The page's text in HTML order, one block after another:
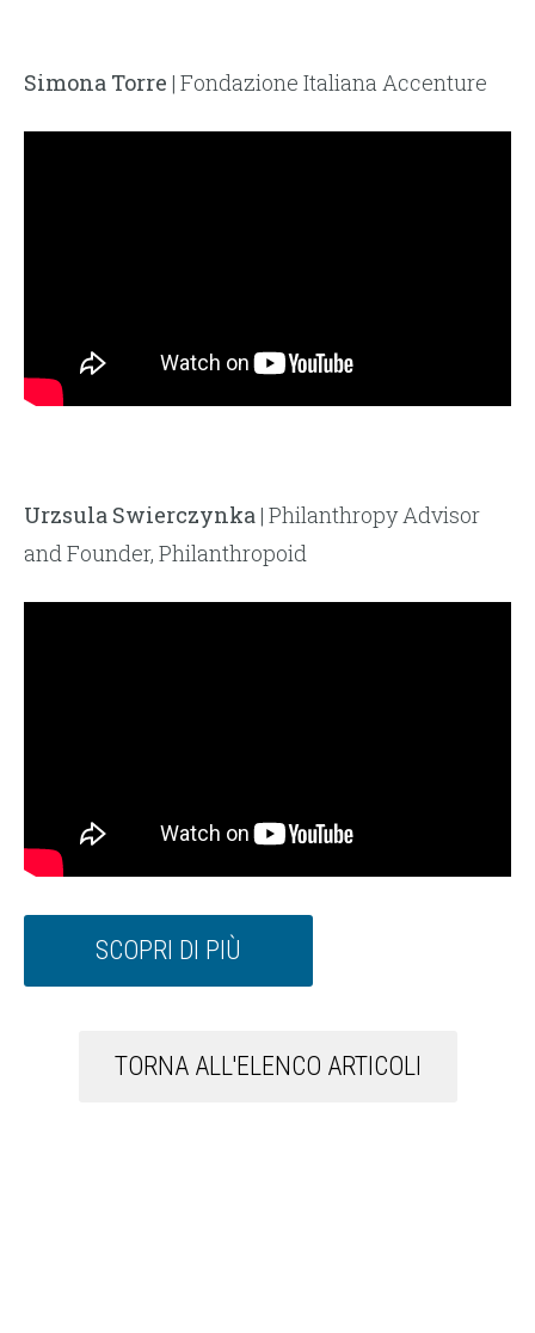
Simona Torre | Fondazione Italiana Accenture
Urzsula Swierczynka| Philanthropy Advisor
and Founder, Philanthropoid
SCOPRI DI PIÙ
TORNA ALL'ELENCO ARTICOLI